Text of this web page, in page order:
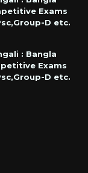
Exams
D etc.
: Bangla
Exams
D etc.